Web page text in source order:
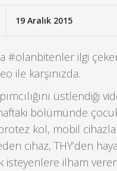
19 Aralık 2015
#olanbitenler ilgi
ile karşınızda.
üstlendiği
bölümünde
kol, mobil
cihaz, THY’den
isteyenlere ilham